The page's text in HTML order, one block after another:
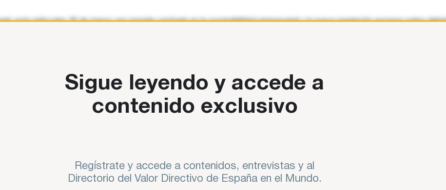
este miércoles 26 de marzo una jornada centrada en la sostenibilidad empresarial y la nueva regulación europea sobre
Sigue leyendo y accede a
contenido exclusivo
Regístrate y accede a contenidos, entrevistas y al
Directorio del Valor Directivo de España en el Mundo.